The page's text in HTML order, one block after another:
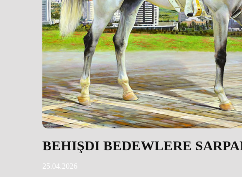
BEHIŞDI BEDEWLERE
25.04.2026